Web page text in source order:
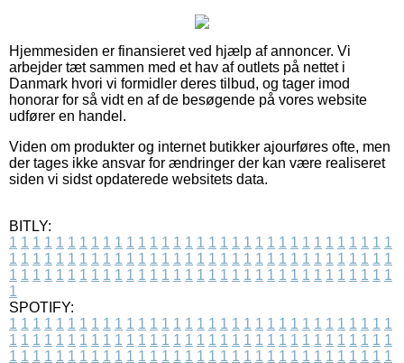
Hjemmesiden er finansieret ved hjælp af annoncer. Vi
arbejder tæt sammen med et hav af outlets på nettet i
Danmark hvori vi formidler deres tilbud, og tager imod
honorar for så vidt en af de besøgende på vores website
udfører en handel.
Viden om produkter og internet butikker ajourføres ofte, men
der tages ikke ansvar for ændringer der kan være realiseret
siden vi sidst opdaterede websitets data.
BITLY:
1 1 1 1 1 1 1 1 1 1 1 1 1 1 1 1 1 1 1 1 1 1 1 1 1 1 1 1 1 1 1 1 1
1 1 1 1 1 1 1 1 1 1 1 1 1 1 1 1 1 1 1 1 1 1 1 1 1 1 1 1 1 1 1 1 1
1 1 1 1 1 1 1 1 1 1 1 1 1 1 1 1 1 1 1 1 1 1 1 1 1 1 1 1 1 1 1 1 1
1
SPOTIFY:
1 1 1 1 1 1 1 1 1 1 1 1 1 1 1 1 1 1 1 1 1 1 1 1 1 1 1 1 1 1 1 1 1
1 1 1 1 1 1 1 1 1 1 1 1 1 1 1 1 1 1 1 1 1 1 1 1 1 1 1 1 1 1 1 1 1
1 1 1 1 1 1 1 1 1 1 1 1 1 1 1 1 1 1 1 1 1 1 1 1 1 1 1 1 1 1 1 1 1